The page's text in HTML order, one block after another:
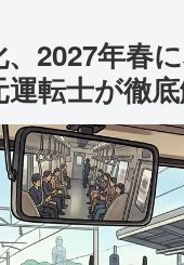
2027年春
転士が徹